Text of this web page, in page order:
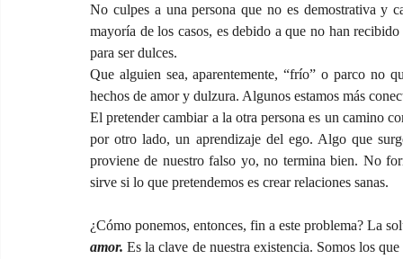
No culpes a una persona que no es demostrativa y
mayoría de los casos, es debido a que no han
para ser dulces.
Que alguien sea, aparentemente, “frío” o parco no
hechos de amor y dulzura. Algunos estamos más
El pretender cambiar a la otra persona es un camino
por otro lado, un aprendizaje del ego. Algo que
proviene de nuestro falso yo, no termina bien. No
sirve si lo que pretendemos es crear relaciones sanas.
¿Cómo ponemos, entonces, fin a este problema? La
amor. Es la clave de nuestra existencia. Somos los